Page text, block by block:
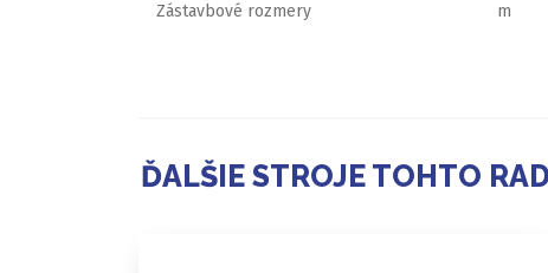
Zástavbové rozmery m
ĎALŠIE STROJE TOHTO